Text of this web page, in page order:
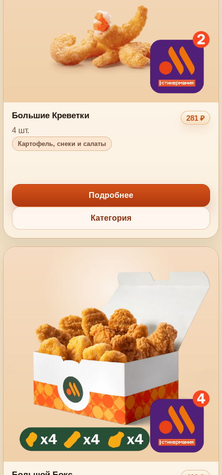
Большие Креветки
281 ₽
4 шт.
Картофель, снеки и салаты
Подробнее
Категория